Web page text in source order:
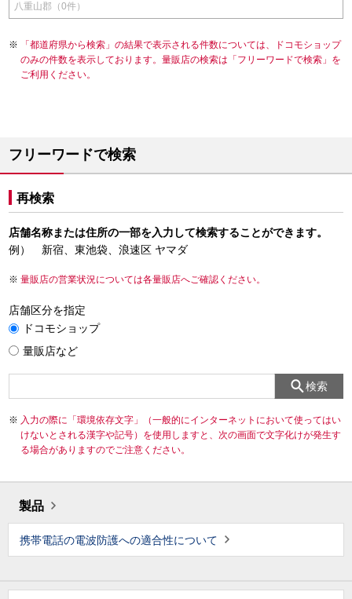
八重山郡（0件）
「都道府県から検索」の結果で表示される件数については、ドコモショップ
のみの件数を表示しております。量販店の検索は「フリーワードで検索」を
ご利用ください。
フリーワードで検索
再検索
店舗名称または住所の一部を入力して検索することができます。
例） 新宿、東池袋、浪速区 ヤマダ
量販店の営業状況については各量販店へご確認ください。
店舗区分を指定
ドコモショップ
量販店など
検索
入力の際に「環境依存文字」（一般的にインターネットにおいて使ってはい
けないとされる漢字や記号）を使用しますと、次の画面で文字化けが発生す
る場合がありますのでご注意ください。
製品
携帯電話の電波防護への適合性について